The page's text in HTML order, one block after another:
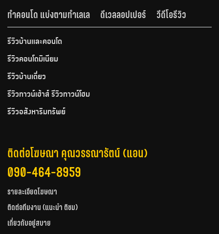
ทำคอนโด แบ่งตามทำเลเล
ดีเวลลอปเปอร์ วีดีโอรีวิว
รีวิวบ้านและคอนโด
รีวิวคอนโดมิเนียม
รีวิวบ้านเดี่ยว
รีวิวทาวน์เฮ้าส์ รีวิวทาวน์โฮม
รีวิวอสังหาริมทรัพย์
ติดต่อโฆษณา คุณวรรณารัตน์ (แอน)
090-464-8959
รายละเอียดโฆษณา
ติดต่อทีมงาน (แนะนำ ติชม)
เกี่ยวกับอยู่สบาย